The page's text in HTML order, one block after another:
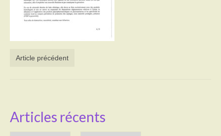
Heures d’ouverture
Démarches administratives
Article précédent
Articles récents